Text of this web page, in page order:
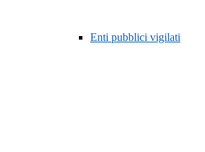
Enti pubblici vigilati